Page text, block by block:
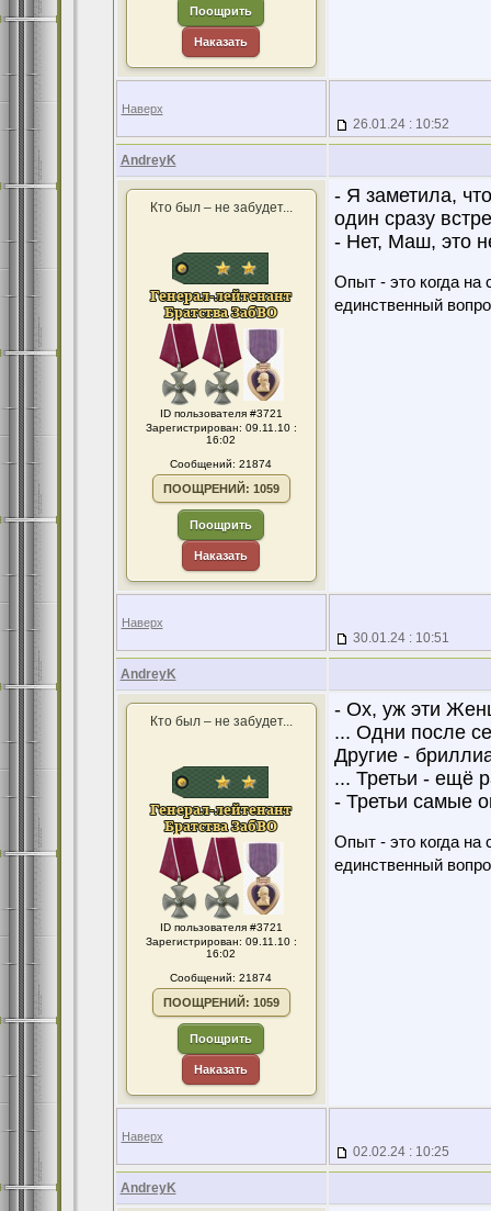
Поощрить
Наказать
Наверх
26.01.24 : 10:52
AndreyK
Кто был – не забудет...
ID пользователя #3721
Зарегистрирован: 09.11.10 :
16:02
Сообщений: 21874
ПООЩРЕНИЙ: 1059
Поощрить
Наказать
- Я заметила,
один сразу
- Нет, Маш, это
Опыт - это когда на
единственный
Наверх
30.01.24 : 10:51
AndreyK
Кто был – не забудет...
ID пользователя #3721
Зарегистрирован: 09.11.10 :
16:02
Сообщений: 21874
ПООЩРЕНИЙ: 1059
Поощрить
Наказать
- Ох, уж эти
... Одни после
Другие -
... Третьи - ещё
- Третьи самые
Опыт - это когда на
единственный
Наверх
02.02.24 : 10:25
AndreyK